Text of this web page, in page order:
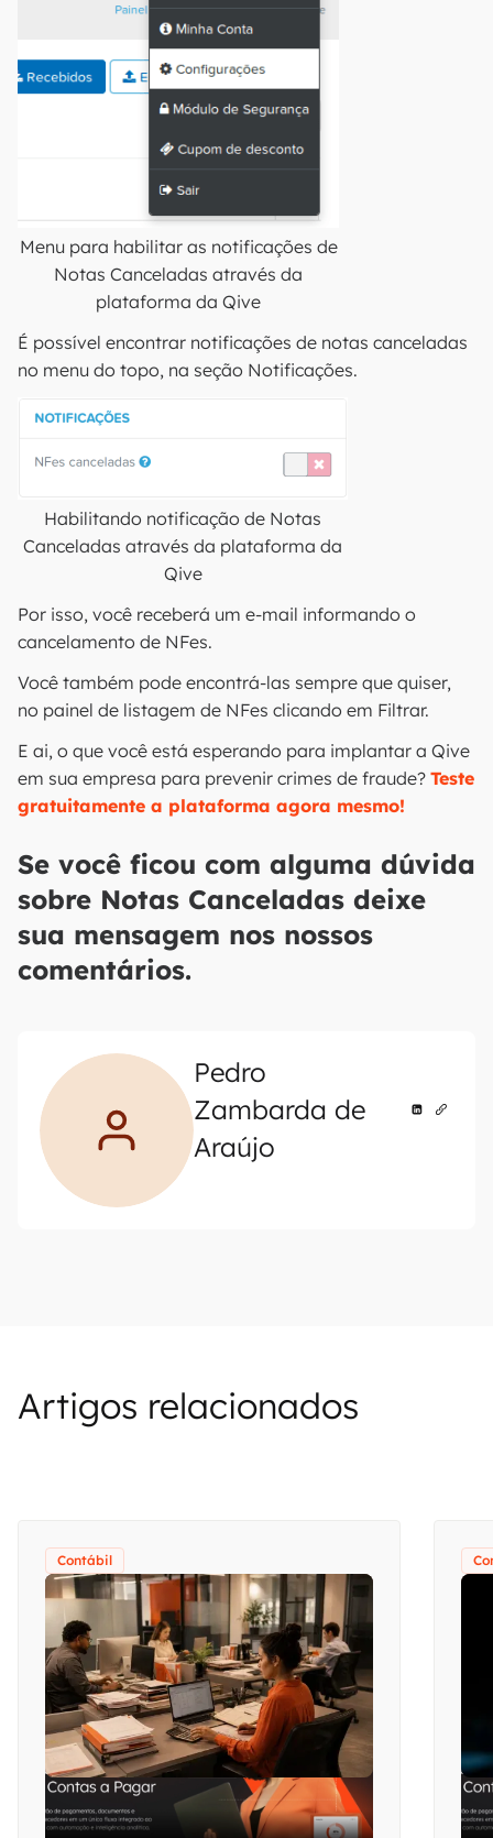
Menu para habilitar as notificações de
Notas Canceladas através da
plataforma da Qive
É possível encontrar notificações de notas canceladas
no menu do topo, na seção Notificações.
Habilitando notificação de Notas
Canceladas através da plataforma da
Qive
Por isso, você receberá um e-mail informando o
cancelamento de NFes.
Você também pode encontrá-las sempre que quiser,
no painel de listagem de NFes clicando em Filtrar.
E ai, o que você está esperando para implantar a Qive
em sua empresa para prevenir crimes de fraude? Teste
gratuitamente a plataforma agora mesmo!
Se você ficou com alguma dúvida
sobre Notas Canceladas deixe
sua mensagem nos nossos
comentários.
Pedro
Zambarda de
Araújo
Artigos relacionados
Contábil